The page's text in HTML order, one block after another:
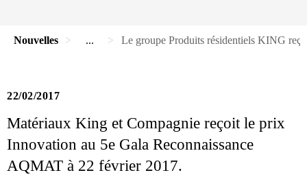
Nouvelles ... Le groupe Produits résidentiels KING
22/02/2017
Matériaux King et Compagnie reçoit le prix
Innovation au 5e Gala Reconnaissance
AQMAT à 22 février 2017.